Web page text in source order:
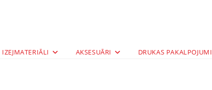
IZEJMATERIĀLI AKSESUĀRI DRUKAS PAKALPOJUMI